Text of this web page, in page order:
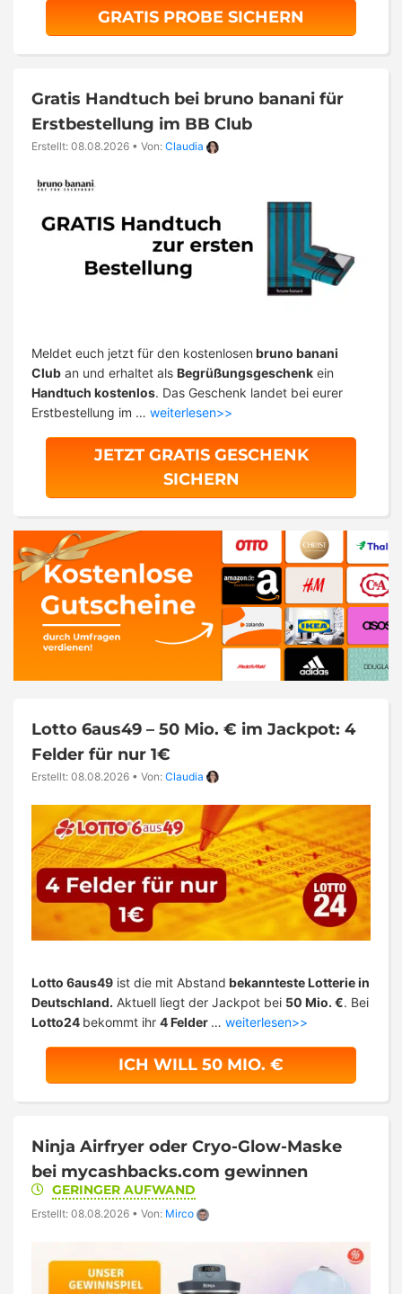
GRATIS PROBE SICHERN
Gratis Handtuch bei bruno banani für
Erstbestellung im BB Club
Erstellt: 08.08.2026 • Von: Claudia
Meldet euch jetzt für den kostenlosen bruno banani
Club an und erhaltet als Begrüßungsgeschenk ein
Handtuch kostenlos. Das Geschenk landet bei eurer
Erstbestellung im … weiterlesen>>
JETZT GRATIS GESCHENK
SICHERN
Lotto 6aus49 – 50 Mio. € im Jackpot: 4
Felder für nur 1€
Erstellt: 08.08.2026 • Von: Claudia
Lotto 6aus49 ist die mit Abstand bekannteste Lotterie in
Deutschland. Aktuell liegt der Jackpot bei 50 Mio. €. Bei
Lotto24 bekommt ihr 4 Felder … weiterlesen>>
ICH WILL 50 MIO. €
Ninja Airfryer oder Cryo-Glow-Maske
bei mycashbacks.com gewinnen
GERINGER AUFWAND
Erstellt: 08.08.2026 • Von: Mirco